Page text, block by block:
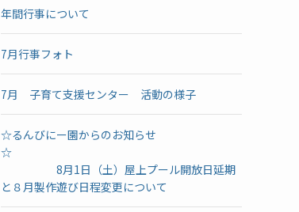
年間行事について
7月行事フォト
7月 子育て支援センター 活動の様子
☆るんびにー園からのお知らせ
☆
8月1日（土）屋上プール開放日延期
と８月製作遊び日程変更について